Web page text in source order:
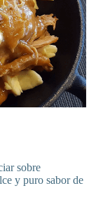
sobre
y puro sabor de